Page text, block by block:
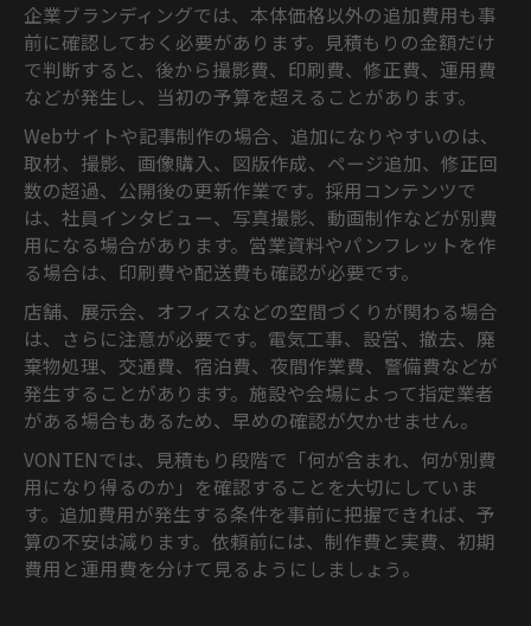
企業ブランディングでは、本体価格以外の追加費用も事
前に確認しておく必要があります。見積もりの金額だけ
で判断すると、後から撮影費、印刷費、修正費、運用費
などが発生し、当初の予算を超えることがあります。
Webサイトや記事制作の場合、追加になりやすいのは、
取材、撮影、画像購入、図版作成、ページ追加、修正回
数の超過、公開後の更新作業です。採用コンテンツで
は、社員インタビュー、写真撮影、動画制作などが別費
用になる場合があります。営業資料やパンフレットを作
る場合は、印刷費や配送費も確認が必要です。
店舗、展示会、オフィスなどの空間づくりが関わる場合
は、さらに注意が必要です。電気工事、設営、撤去、廃
棄物処理、交通費、宿泊費、夜間作業費、警備費などが
発生することがあります。施設や会場によって指定業者
がある場合もあるため、早めの確認が欠かせません。
VONTENでは、見積もり段階で「何が含まれ、何が別費
用になり得るのか」を確認することを大切にしていま
す。追加費用が発生する条件を事前に把握できれば、予
算の不安は減ります。依頼前には、制作費と実費、初期
費用と運用費を分けて見るようにしましょう。